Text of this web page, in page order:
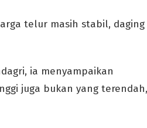
telur masih stabil, daging
ia menyampaikan
juga bukan yang terendah,